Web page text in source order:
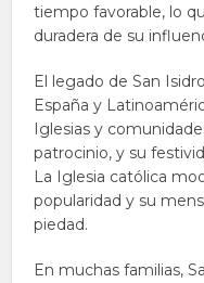
tiempo favorable, lo
duradera de su
El legado de San
España y
Iglesias y
patrocinio, y su
La Iglesia católica
popularidad y su
piedad.
En muchas familias,